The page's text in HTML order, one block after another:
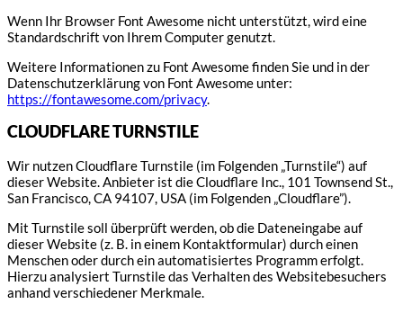
Wenn Ihr Browser Font Awesome nicht unterstützt, wird eine
Standardschrift von Ihrem Computer genutzt.
Weitere Informationen zu Font Awesome finden Sie und in der
Datenschutzerklärung von Font Awesome unter:
https://fontawesome.com/privacy.
CLOUDFLARE TURNSTILE
Wir nutzen Cloudflare Turnstile (im Folgenden „Turnstile“) auf
dieser Website. Anbieter ist die Cloudflare Inc., 101 Townsend St.,
San Francisco, CA 94107, USA (im Folgenden „Cloudflare”).
Mit Turnstile soll überprüft werden, ob die Dateneingabe auf
dieser Website (z. B. in einem Kontaktformular) durch einen
Menschen oder durch ein automatisiertes Programm erfolgt.
Hierzu analysiert Turnstile das Verhalten des Websitebesuchers
anhand verschiedener Merkmale.